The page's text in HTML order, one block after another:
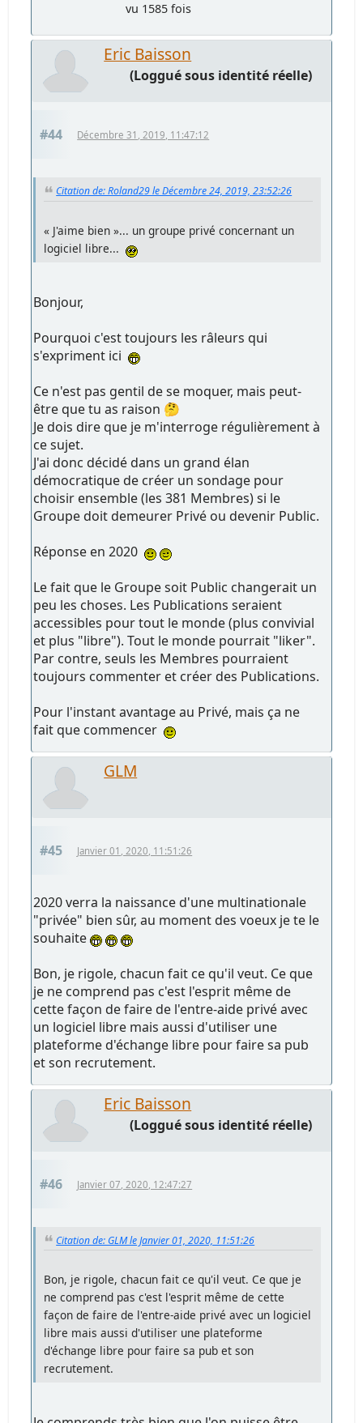
vu 1585 fois
Eric Baisson
(Loggué sous identité réelle)
#44 Décembre 31, 2019, 11:47:12
Citation de: Roland29 le Décembre 24, 2019, 23:52:26
« J'aime bien »... un groupe privé concernant un
logiciel libre...
Bonjour,
Pourquoi c'est toujours les râleurs qui
s'expriment ici
Ce n'est pas gentil de se moquer, mais peut-
être que tu as raison 🤔
Je dois dire que je m'interroge régulièrement à
ce sujet.
J'ai donc décidé dans un grand élan
démocratique de créer un sondage pour
choisir ensemble (les 381 Membres) si le
Groupe doit demeurer Privé ou devenir Public.
Réponse en 2020
Le fait que le Groupe soit Public changerait un
peu les choses. Les Publications seraient
accessibles pour tout le monde (plus convivial
et plus "libre"). Tout le monde pourrait "liker".
Par contre, seuls les Membres pourraient
toujours commenter et créer des Publications.
Pour l'instant avantage au Privé, mais ça ne
fait que commencer
GLM
#45 Janvier 01, 2020, 11:51:26
2020 verra la naissance d'une multinationale
"privée" bien sûr, au moment des voeux je te le
souhaite
Bon, je rigole, chacun fait ce qu'il veut. Ce que
je ne comprend pas c'est l'esprit même de
cette façon de faire de l'entre-aide privé avec
un logiciel libre mais aussi d'utiliser une
plateforme d'échange libre pour faire sa pub
et son recrutement.
Eric Baisson
(Loggué sous identité réelle)
#46 Janvier 07, 2020, 12:47:27
Citation de: GLM le Janvier 01, 2020, 11:51:26
Bon, je rigole, chacun fait ce qu'il veut. Ce que je
ne comprend pas c'est l'esprit même de cette
façon de faire de l'entre-aide privé avec un logiciel
libre mais aussi d'utiliser une plateforme
d'échange libre pour faire sa pub et son
recrutement.